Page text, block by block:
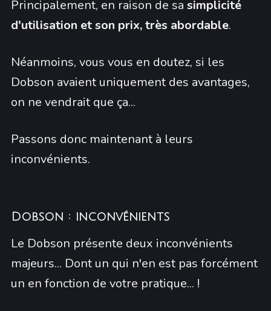
Principalement, en raison de sa simplicité
d'utilisation et son prix, très abordable.
Néanmoins, vous vous en doutez, si les
Dobson avaient uniquement des avantages,
on ne vendrait que ça...
Passons donc maintenant à leurs
inconvénients.
Dobson : inconvénients
Le Dobson présente deux inconvénients
majeurs... Dont un qui n'en est pas forcément
un en fonction de votre pratique... !